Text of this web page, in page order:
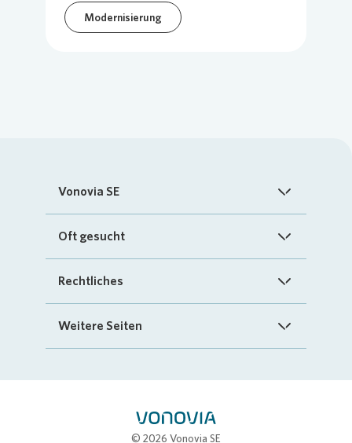
Modernisierung
Vonovia SE
Startseite
Investoren
Oft gesucht
FAQ
„Mein Vonovia“ App
Mein Zuhause
Rechtliches
Impressum
Weitere Seiten
© 2026 Vonovia SE